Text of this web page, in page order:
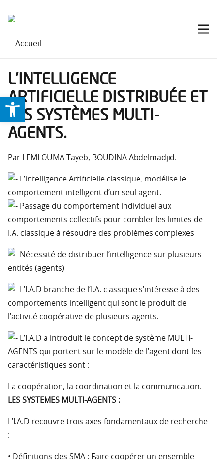
L’INTELLIGENCE
ARTIFICIELLE DISTRIBUÉE ET
LES SYSTÈMES MULTI-
AGENTS.
Par LEMLOUMA Tayeb, BOUDINA Abdelmadjid.
L’intelligence Artificielle classique, modélise le
comportement intelligent d’un seul agent.
Passage du comportement individuel aux
comportements collectifs pour combler les limites de
I.A. classique à résoudre des problèmes complexes
Nécessité de distribuer l’intelligence sur plusieurs
entités (agents)
L’I.A.D branche de l’I.A. classique s’intéresse à des
comportements intelligent qui sont le produit de
l’activité coopérative de plusieurs agents.
L’I.A.D a introduit le concept de système MULTI-
AGENTS qui portent sur le modèle de l’agent dont les
caractéristiques sont :
La coopération, la coordination et la communication.
LES SYSTEMES MULTI-AGENTS :
L’I.A.D recouvre trois axes fondamentaux de recherche
:
• Définitions des SMA : Faire coopérer un ensemble
Ouvrir la barre d’outils